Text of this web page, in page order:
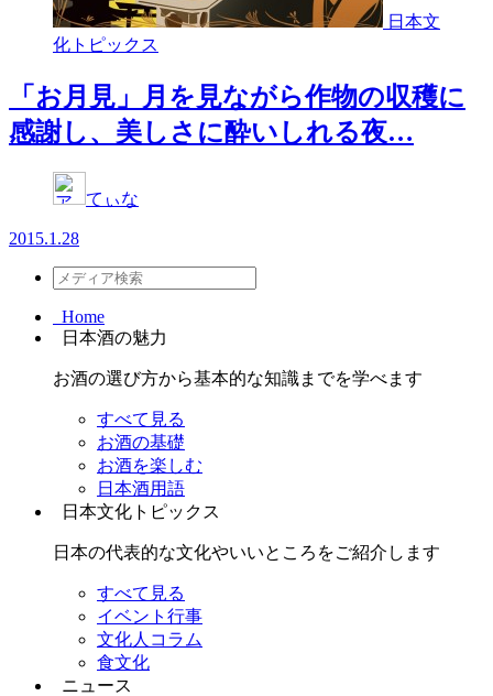
日本文
化トピックス
「お月見」月を見ながら作物の収穫に
感謝し、美しさに酔いしれる夜…
てぃな
2015.1.28
Home
日本酒の魅力
お酒の選び方から基本的な知識までを学べます
すべて見る
お酒の基礎
お酒を楽しむ
日本酒用語
日本文化トピックス
日本の代表的な文化やいいところをご紹介します
すべて見る
イベント行事
文化人コラム
食文化
ニュース